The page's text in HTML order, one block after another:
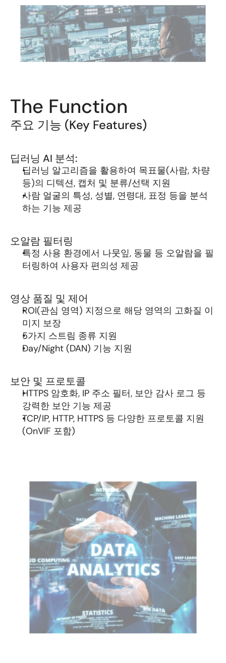
The Function
주요 기능 (Key Features)
딥러닝 AI 분석:
딥러닝 알고리즘을 활용하여 목표물(사람, 차량
등)의 디텍션, 캡처 및 분류/선택 지원
사람 얼굴의 특성, 성별, 연령대, 표정 등을 분석
하는 기능 제공
오알람 필터링
특정 사용 환경에서 나뭇잎, 동물 등 오알람을 필
터링하여 사용자 편의성 제공
영상 품질 및 제어
ROI(관심 영역) 지정으로 해당 영역의 고화질 이
미지 보장
5가지 스트림 종류 지원
Day/Night (DAN) 기능 지원
보안 및 프로토콜
HTTPS 암호화, IP 주소 필터, 보안 감사 로그 등
강력한 보안 기능 제공
TCP/IP, HTTP, HTTPS 등 다양한 프로토콜 지원
(OnVIF 포함)